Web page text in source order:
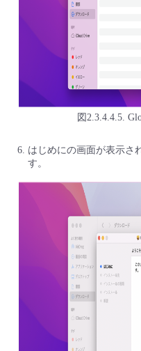
図2.3.4.4.5.
はじめにの画面が表示さ
す。